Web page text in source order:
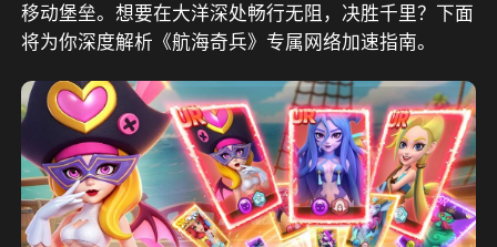
移动堡垒。想要在大洋深处畅行无阻，决胜千里？下面
将为你深度解析《航海奇兵》专属网络加速指南。